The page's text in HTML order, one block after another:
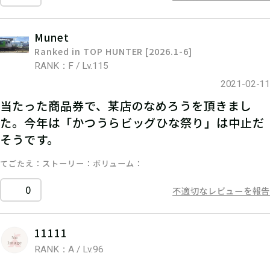
Munet
Ranked in TOP HUNTER [2026.1-6]
RANK：F / Lv.115
2021-02-11
当たった商品券で、某店のなめろうを頂きまし
た。今年は「かつうらビッグひな祭り」は中止だ
そうです。
てごたえ ストーリー ボリューム
0 不適切なレビューを報告
11111
RANK：A / Lv.96